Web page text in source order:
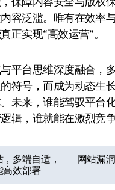
容泛滥。唯有在效率
正实现“高效运营”。
平台思维深度融合，
符号，而成为动态生
未来，谁能驾驭平台
辑，谁就能在激烈竞
多端自适，
高效部署
网站漏